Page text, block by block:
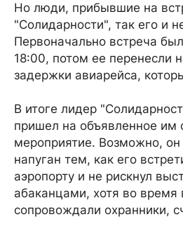
Но люди, прибывшие на
"Солидарности", так его и
Первоначально встреча
18:00, потом ее перенесли
задержки авиарейса,
В итоге лидер
пришел на объявленное им
мероприятие. Возможно,
напуган тем, как его
аэропорту и не рискнул
абаканцами, хотя во время
сопровождали охранники,